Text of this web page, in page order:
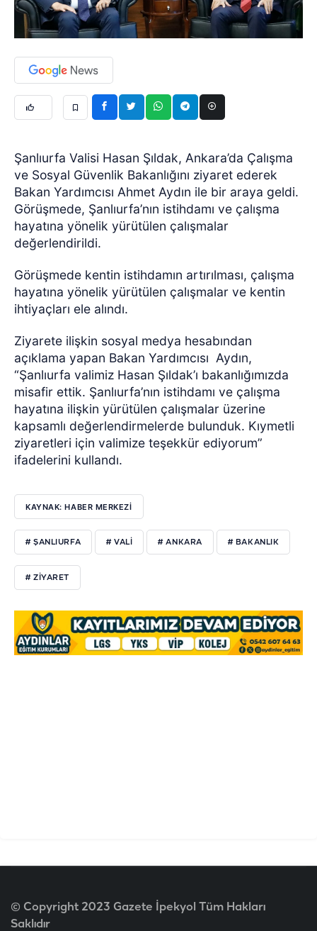
Şanlıurfa Valisi Hasan Şıldak, Ankara’da Çalışma
ve Sosyal Güvenlik Bakanlığını ziyaret ederek
Bakan Yardımcısı Ahmet Aydın ile bir araya geldi.
Görüşmede, Şanlıurfa’nın istihdamı ve çalışma
hayatına yönelik yürütülen çalışmalar
değerlendirildi.
Görüşmede kentin istihdamın artırılması, çalışma
hayatına yönelik yürütülen çalışmalar ve kentin
ihtiyaçları ele alındı.
Ziyarete ilişkin sosyal medya hesabından
açıklama yapan Bakan Yardımcısı Aydın,
“Şanlıurfa valimiz Hasan Şıldak’ı bakanlığımızda
misafir ettik. Şanlıurfa’nın istihdamı ve çalışma
hayatına ilişkin yürütülen çalışmalar üzerine
kapsamlı değerlendirmelerde bulunduk. Kıymetli
ziyaretleri için valimize teşekkür ediyorum”
ifadelerini kullandı.
KAYNAK: HABER MERKEZİ
# ŞANLIURFA # VALİ # ANKARA # BAKANLIK
# ZİYARET
© Copyright 2023 Gazete İpekyol Tüm Hakları
Saklıdır